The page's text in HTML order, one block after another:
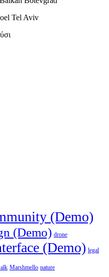
Tel Aviv
(Demo)
(Demo) drone
(Demo) legal
Marshmello nature